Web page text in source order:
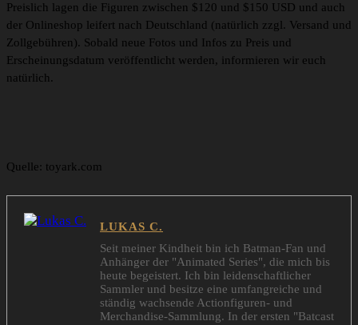
Preislich lagen die Figuren zwischen $120 und $150 USD und auch
der Onlineshop leifert nach Deutschland (natürlich zzgl. Versand und
Zollgebühren). Sobald neue Fotos und Infos zu Preis und
Erscheinungsdatum veröffentlicht werden, informieren wir euch
natürlich.
Quelle: toyark.com
LUKAS C.
Seit meiner Kindheit bin ich Batman-Fan und
Anhänger der "Animated Series", die mich bis
heute begeistert. Ich bin leidenschaftlicher
Sammler und besitze eine umfangreiche und
ständig wachsende Actionfiguren- und
Merchandise-Sammlung. In der ersten "Batcast